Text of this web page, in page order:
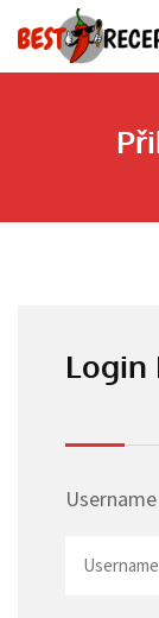
to
Login
Username